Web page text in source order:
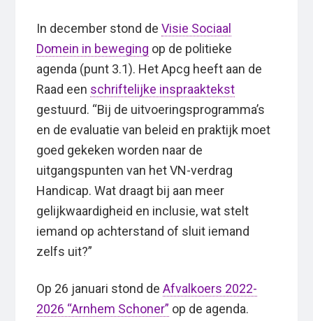
In december stond deVisie Sociaal
Domein in beweging op de politieke
agenda (punt 3.1). Het Apcg heeft aan de
Raad een schriftelijke inspraaktekst
gestuurd. “Bij de uitvoeringsprogramma’s
en de evaluatie van beleid en praktijk moet
goed gekeken worden naar de
uitgangspunten van het VN-verdrag
Handicap. Wat draagt bij aan meer
gelijkwaardigheid en inclusie, wat stelt
iemand op achterstand of sluit iemand
zelfs uit?”
Op 26 januari stond deAfvalkoers 2022-
2026 “Arnhem Schoner” op de agenda.